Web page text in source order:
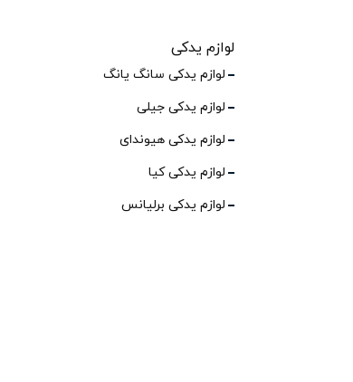
لوازم یدکی
لوازم یدکی سانگ یانگ
لوازم یدکی جیلی
لوازم یدکی هیوندای
لوازم یدکی کیا
لوازم یدکی برلیانس